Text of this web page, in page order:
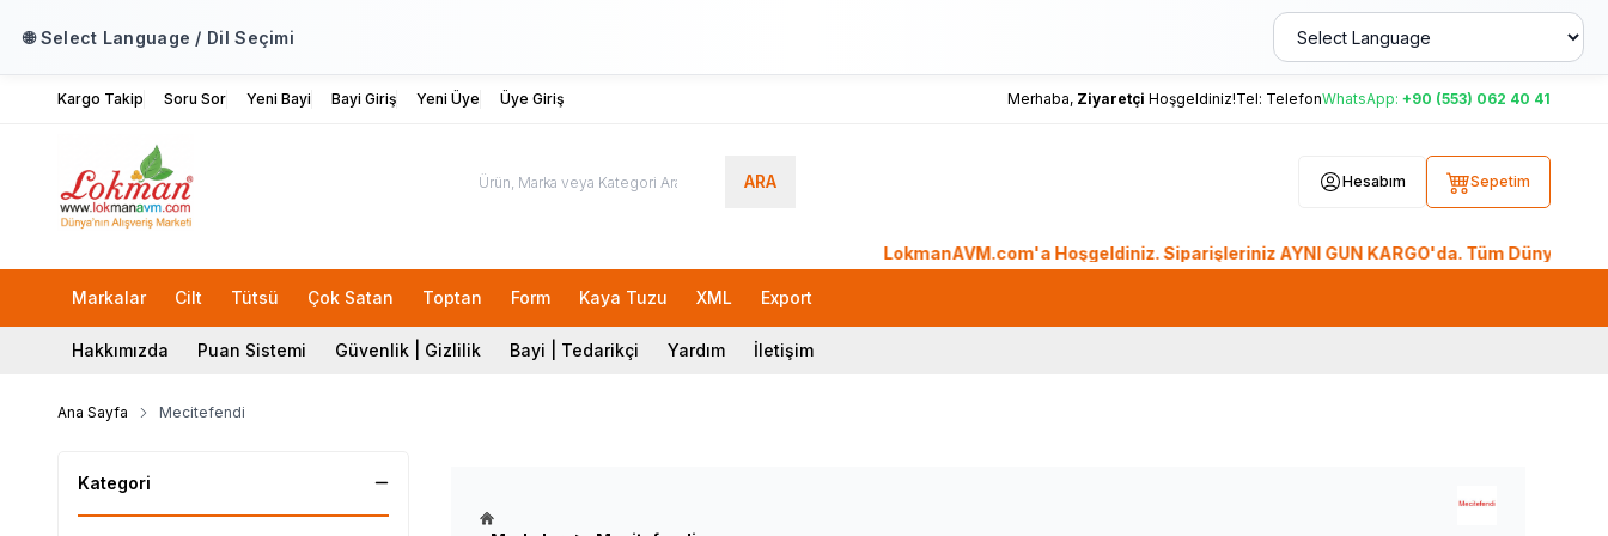
🌐 Select Language / Dil Seçimi
Kargo Takip Soru Sor Yeni Bayi Bayi Giriş Yeni Üye Üye Giriş Merhaba, Ziyaretçi Hoşgeldiniz!Tel: TelefonWhatsApp: +90 (553) 062 40 41
ARA Hesabım Sepetim
LokmanAVM.com'a Hoşgeldiniz. Siparişleriniz AYNI GÜN KARGO'da. Tüm Dünyadan
Markalar Cilt Tütsü Çok Satan Toptan Form Kaya Tuzu XML Export
Hakkımızda Puan Sistemi Güvenlik | Gizlilik Bayi | Tedarikçi Yardım İletişim
Ana Sayfa Mecitefendi
Kategori